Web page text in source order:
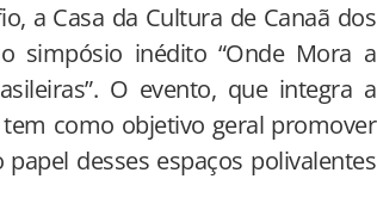
a Casa da Cultura de Canaã dos
simpósio inédito “Onde Mora a
O evento, que integra a
como objetivo geral promover
desses espaços polivalentes